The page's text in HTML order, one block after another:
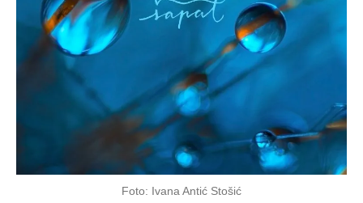
Foto: Ivana Antić Stošić